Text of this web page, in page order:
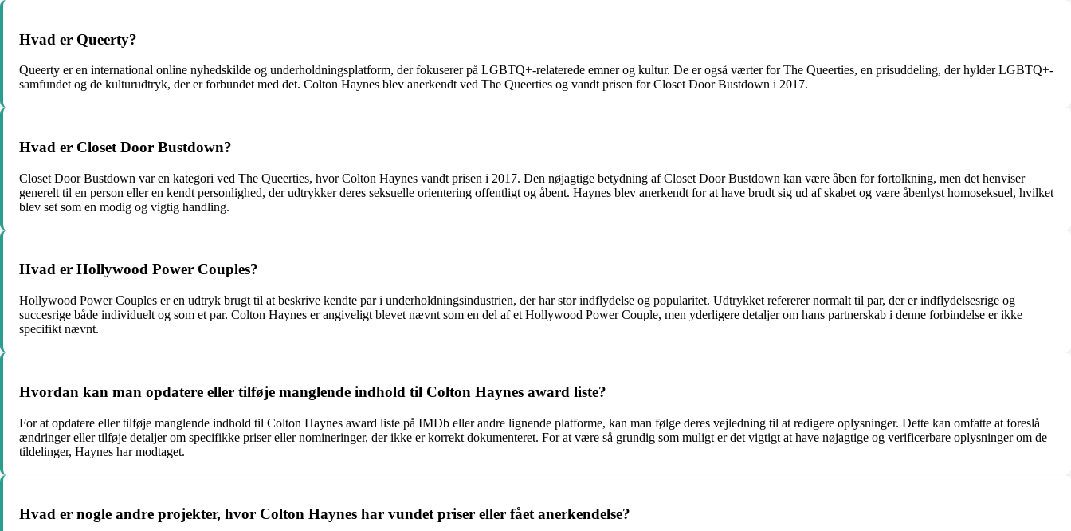
Hvad er Queerty?
Queerty er en international online nyhedskilde og underholdningsplatform, der fokuserer på LGBTQ+-relaterede emner og kultur. De er også værter for The Queerties, en prisuddeling, der hylder LGBTQ+-
samfundet og de kulturudtryk, der er forbundet med det. Colton Haynes blev anerkendt ved The Queerties og vandt prisen for Closet Door Bustdown i 2017.
Hvad er Closet Door Bustdown?
Closet Door Bustdown var en kategori ved The Queerties, hvor Colton Haynes vandt prisen i 2017. Den nøjagtige betydning af Closet Door Bustdown kan være åben for fortolkning, men det henviser
generelt til en person eller en kendt personlighed, der udtrykker deres seksuelle orientering offentligt og åbent. Haynes blev anerkendt for at have brudt sig ud af skabet og være åbenlyst homoseksuel, hvilket
blev set som en modig og vigtig handling.
Hvad er Hollywood Power Couples?
Hollywood Power Couples er en udtryk brugt til at beskrive kendte par i underholdningsindustrien, der har stor indflydelse og popularitet. Udtrykket refererer normalt til par, der er indflydelsesrige og
succesrige både individuelt og som et par. Colton Haynes er angiveligt blevet nævnt som en del af et Hollywood Power Couple, men yderligere detaljer om hans partnerskab i denne forbindelse er ikke
specifikt nævnt.
Hvordan kan man opdatere eller tilføje manglende indhold til Colton Haynes award liste?
For at opdatere eller tilføje manglende indhold til Colton Haynes award liste på IMDb eller andre lignende platforme, kan man følge deres vejledning til at redigere oplysninger. Dette kan omfatte at foreslå
ændringer eller tilføje detaljer om specifikke priser eller nomineringer, der ikke er korrekt dokumenteret. For at være så grundig som muligt er det vigtigt at have nøjagtige og verificerbare oplysninger om de
tildelinger, Haynes har modtaget.
Hvad er nogle andre projekter, hvor Colton Haynes har vundet priser eller fået anerkendelse?